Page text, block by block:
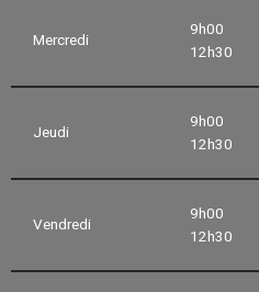
Mercredi
9h00
12h30
Jeudi
9h00
12h30
Vendredi
9h00
12h30